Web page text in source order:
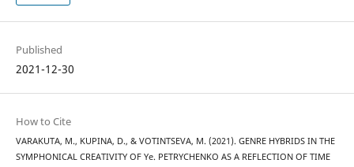
Published
2021-12-30
How to Cite
VARAKUTA, M., KUPINA, D., & VOTINTSEVA, M. (2021). GENRE HYBRIDS IN THE
SYMPHONICAL CREATIVITY OF Ye. PETRYCHENKO AS A REFLECTION OF TIME